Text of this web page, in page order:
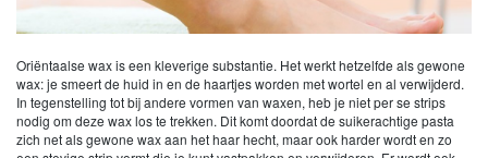
Oriëntaalse wax is een kleverige substantie. Het werkt hetzelfde als gewone
wax: je smeert de huid in en de haartjes worden met wortel en al verwijderd.
In tegenstelling tot bij andere vormen van waxen, heb je niet per se strips
nodig om deze wax los te trekken. Dit komt doordat de suikerachtige pasta
zich net als gewone wax aan het haar hecht, maar ook harder wordt en zo